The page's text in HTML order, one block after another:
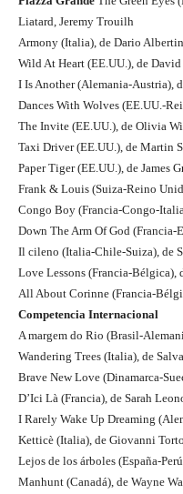
Liatard, Jeremy Trouilh
Armony (Italia), de Dario
Wild At Heart (EE.UU.), de
I Is Another (Alemania-Austria),
Dances With Wolves (EE.UU.-
The Invite (EE.UU.), de Olivia
Taxi Driver (EE.UU.), de Martin
Paper Tiger (EE.UU.), de James
Frank & Louis (Suiza-Reino
Congo Boy (Francia-Congo-
Down The Arm Of God (Francia-
Il cileno (Italia-Chile-Suiza), de
Love Lessons (Francia-Bélgica),
All About Corinne (Francia-
Competencia Internacional
A margem do Rio (Brasil-
Wandering Trees (Italia), de
Brave New Love (Dinamarca-
D’Ici Là (Francia), de Sarah
I Rarely Wake Up Dreaming
Ketticè (Italia), de Giovanni
Lejos de los árboles (España-
Manhunt (Canadá), de Wayne